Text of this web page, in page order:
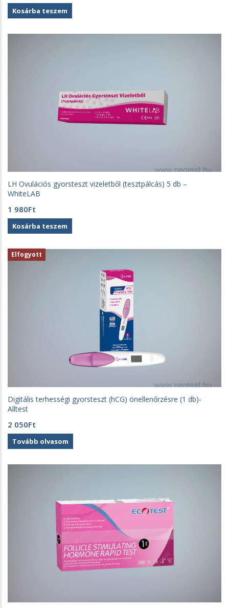
Kosárba teszem
LH Ovulációs gyorsteszt vizeletből (tesztpálcás) 5 db –
WhiteLAB
1 980Ft
Kosárba teszem
Elfogyott
Digitális terhességi gyorsteszt (hCG) önellenőrzésre (1 db)-
Alltest
2 050Ft
Tovább olvasom